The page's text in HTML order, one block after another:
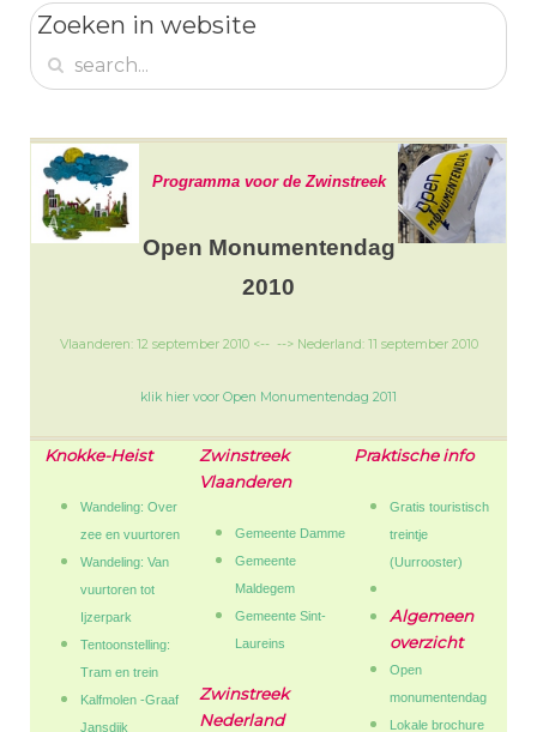
Zoeken in website
Programma voor de Zwinstreek
Open Monumentendag
2010
Vlaanderen: 12 september 2010 <-- --> Nederland: 11 september 2010
klik hier voor Open Monumentendag 2011
Knokke-Heist
Wandeling: Over
zee en vuurtoren
Wandeling: Van
vuurtoren tot
Ijzerpark
Tentoonstelling:
Tram en trein
Kalfmolen -Graaf
Jansdijk
Zwinstreek
Vlaanderen
Gemeente Damme
Gemeente
Maldegem
Gemeente Sint-
Laureins
Zwinstreek
Nederland
Praktische info
Gratis touristisch
treintje
(Uurrooster)
Algemeen
overzicht
Open
monumentendag
Lokale brochure